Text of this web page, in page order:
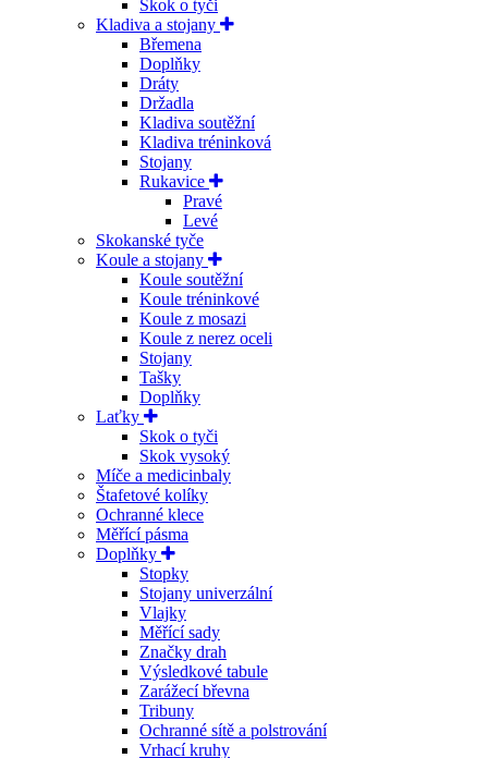
Skok o tyči
Kladiva a stojany
Břemena
Doplňky
Dráty
Držadla
Kladiva soutěžní
Kladiva tréninková
Stojany
Rukavice
Pravé
Levé
Skokanské tyče
Koule a stojany
Koule soutěžní
Koule tréninkové
Koule z mosazi
Koule z nerez oceli
Stojany
Tašky
Doplňky
Laťky
Skok o tyči
Skok vysoký
Míče a medicinbaly
Štafetové kolíky
Ochranné klece
Měřící pásma
Doplňky
Stopky
Stojany univerzální
Vlajky
Měřící sady
Značky drah
Výsledkové tabule
Zarážecí břevna
Tribuny
Ochranné sítě a polstrování
Vrhací kruhy